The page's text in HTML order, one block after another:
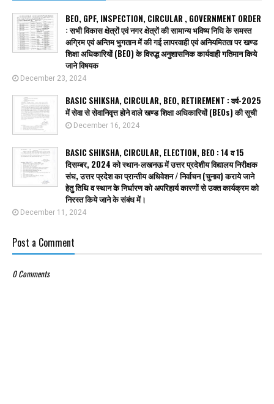
BEO, GPF, INSPECTION, CIRCULAR , GOVERNMENT ORDER
: सभी विकास क्षेत्रों एवं नगर क्षेत्रों की सामान्य भविष्य निधि के समस्त
अग्रिम एवं अन्तिम भुगतान में की गई लापरवाही एवं अनियमितता पर खण्ड
शिक्षा अधिकारियों (BEO) के विरुद्ध अनुशासनिक कार्यवाही गतिमान किये
जाने विषयक
December 23, 2024
BASIC SHIKSHA, CIRCULAR, BEO, RETIREMENT : वर्ष-2025
में सेवा से सेवानिवृत्त होने वाले खण्ड शिक्षा अधिकारियों (BEOs) की सूची
December 16, 2024
BASIC SHIKSHA, CIRCULAR, ELECTION, BEO : 14 व 15
दिसम्बर, 2024 को स्थान-लखनऊ में उत्तर प्रदेशीय विद्यालय निरीक्षक
संघ, उत्तर प्रदेश का प्रान्तीय अधिवेशन / निर्वाचन (चुनाव) कराये जाने
हेतु तिथि व स्थान के निर्धारण को अपरिहार्य कारणों से उक्त कार्यक्रम को
निरस्त किये जाने के संबंध में।
December 11, 2024
Post a Comment
0 Comments